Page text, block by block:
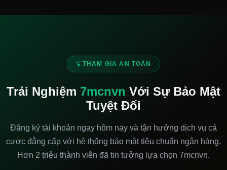
THAM GIA AN TOÀN
Trải Nghiệm 7mcnvn Với Sự Bảo Mật
Tuyệt Đối
Đăng ký tài khoản ngay hôm nay và tận hưởng dịch vụ cá
cược đẳng cấp với hệ thống bảo mật tiêu chuẩn ngân hàng.
Hơn 2 triệu thành viên đã tin tưởng lựa chọn 7mcnvn.